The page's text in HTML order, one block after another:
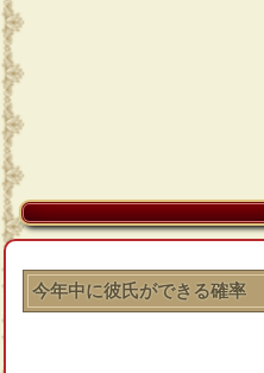
今年中に彼氏ができる確率